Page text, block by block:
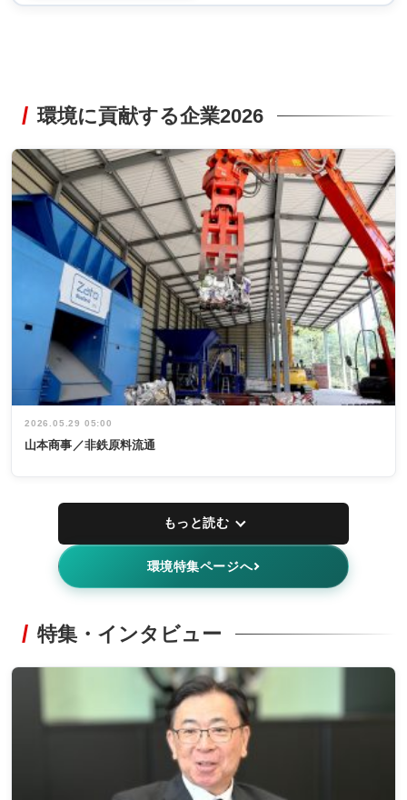
環境に貢献する企業2026
2026.05.29 05:00
山本商事／非鉄原料流通
もっと読む
環境特集ページへ
特集・インタビュー